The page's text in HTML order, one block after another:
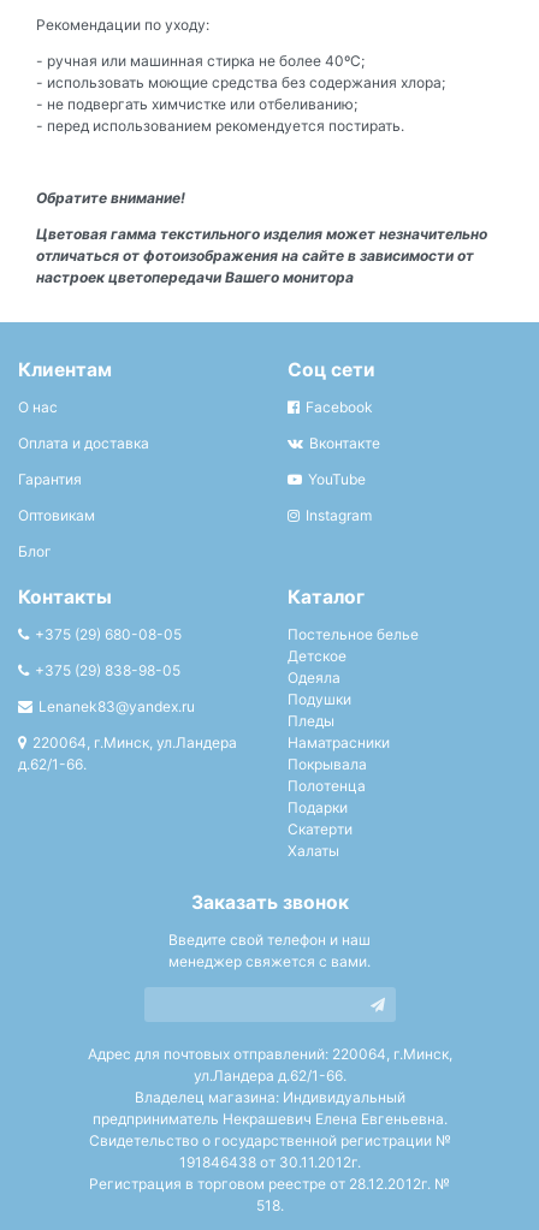
Рекомендации по уходу:
- ручная или машинная стирка не более 40ºС;
- использовать моющие средства без содержания хлора;
- не подвергать химчистке или отбеливанию;
- перед использованием рекомендуется постирать.
Обратите внимание!
Цветовая гамма текстильного изделия может незначительно
отличаться от фотоизображения на сайте в зависимости от
настроек цветопередачи Вашего монитора
Клиентам
О нас
Оплата и доставка
Гарантия
Оптовикам
Блог
Соц сети
Facebook
Вконтакте
YouTube
Instagram
Контакты
+375 (29) 680-08-05
+375 (29) 838-98-05
Lenanek83@yandex.ru
220064, г.Минск, ул.Ландера
д.62/1-66.
Каталог
Постельное белье
Детское
Одеяла
Подушки
Пледы
Наматрасники
Покрывала
Полотенца
Подарки
Скатерти
Халаты
Заказать звонок
Введите свой телефон и наш
менеджер свяжется с вами.
Адрес для почтовых отправлений: 220064, г.Минск,
ул.Ландера д.62/1-66.
Владелец магазина: Индивидуальный
предприниматель Некрашевич Елена Евгеньевна.
Свидетельство о государственной регистрации №
191846438 от 30.11.2012г.
Регистрация в торговом реестре от 28.12.2012г. №
518.